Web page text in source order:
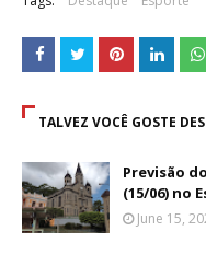
TALVEZ VOCÊ GOSTE
Previsão
(15/06) no
June 15,